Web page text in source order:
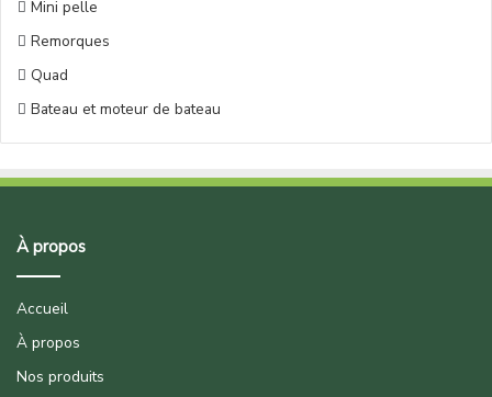
Mini pelle
Remorques
Quad
Bateau et moteur de bateau
À propos
Accueil
À propos
Nos produits